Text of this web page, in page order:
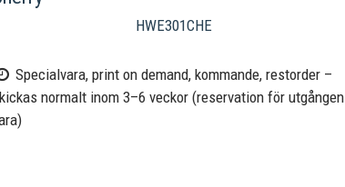
HWE301CHE
Specialvara, print on demand, kommande, restorder –
normalt inom 3–6 veckor (reservation för utgången